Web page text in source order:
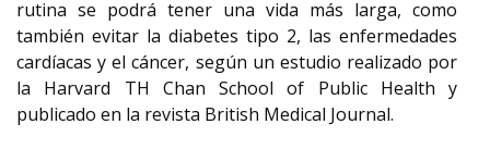
rutina se podrá tener una vida más larga, como
también evitar la diabetes tipo 2, las enfermedades
cardíacas y el cáncer, según un estudio realizado por
la Harvard TH Chan School of Public Health y
publicado en la revista British Medical Journal.